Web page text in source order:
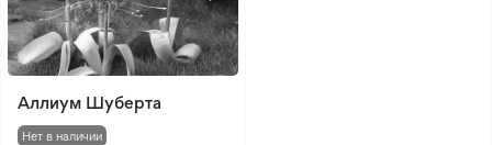
Аллиум Шуберта
Нет в наличии